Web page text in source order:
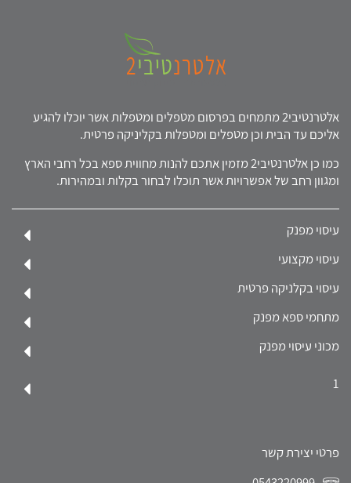
אלטרנטיבי2 מתמחים בפרסום מטפלים ומטפלות אשר יוכלו להגיע
אליכם עד הבית וכן מטפלים ומטפלות בקליניקה פרטית.
כמו כן אלטרנטיבי2 מזמין אתכם להנות מחווית ספא בכל רחבי הארץ
ומגוון רחב של אפשרויות אשר תוכלו לבחור בקלות ובמהירות.
עיסוי מפנק
עיסוי מקצועי
עיסוי בקלניקה פרטית
מתחמי ספא מפנק
מכוני עיסוי מפנק
1
פרטי יצירת קשר